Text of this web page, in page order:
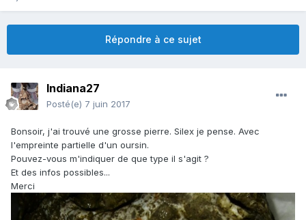
Répondre à ce sujet
Indiana27
Posté(e) 7 juin 2017
Bonsoir, j'ai trouvé une grosse pierre. Silex je pense. Avec
l'empreinte partielle d'un oursin.
Pouvez-vous m'indiquer de que type il s'agit ?
Et des infos possibles...
Merci